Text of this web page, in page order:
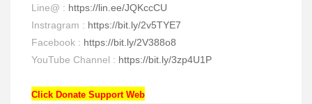
Line@ : https://lin.ee/JQKccCU
Instragram : https://bit.ly/2v5TYE7
Facebook : https://bit.ly/2V388o8
YouTube Channel : https://bit.ly/3zp4U1P
Click Donate Support Web